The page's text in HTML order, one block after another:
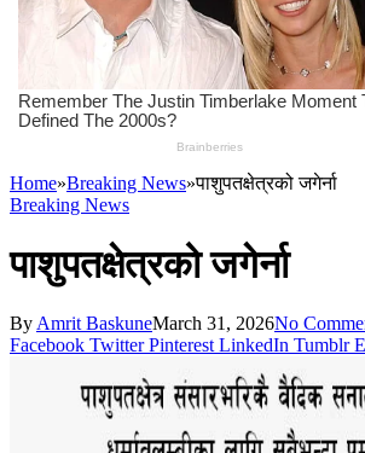
Home»Breaking News»पाशुपतक्षेत्रको जगेर्ना
Breaking News
पाशुपतक्षेत्रको जगेर्ना
By Amrit BaskuneMarch 31, 2026No
Facebook Twitter Pinterest LinkedIn Tumblr